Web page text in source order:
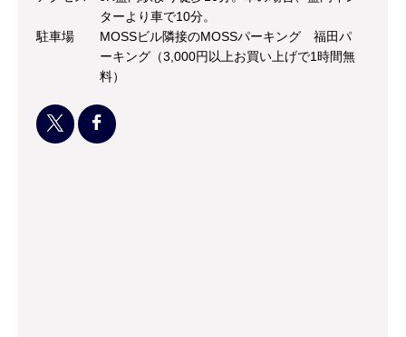
ターより車で10分。
駐車場
MOSSビル隣接のMOSSパーキング 福田パ
ーキング（3,000円以上お買い上げで1時間無
料）